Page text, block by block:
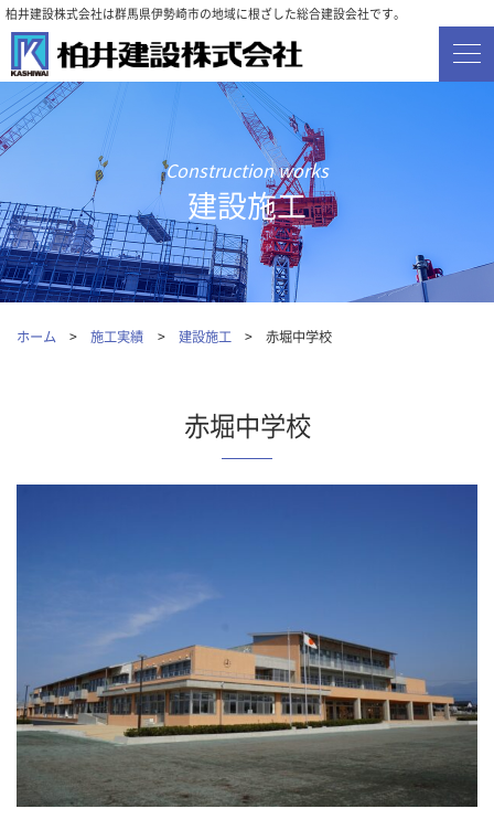
柏井建設株式会社は群馬県伊勢崎市の地域に根ざした総合建設会社です。
建設施工
ホーム 施工実績 建設施工 赤堀中学校
赤堀中学校